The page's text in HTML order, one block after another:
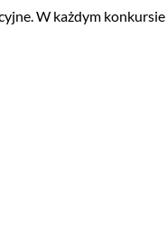
W każdym konkursie